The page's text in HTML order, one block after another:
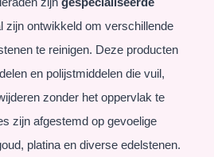
zijn ontwikkeld om verschillende
te reinigen. Deze producten
en polijstmiddelen die vuil,
zonder het oppervlak te
zijn afgestemd op gevoelige
platina en diverse edelstenen.